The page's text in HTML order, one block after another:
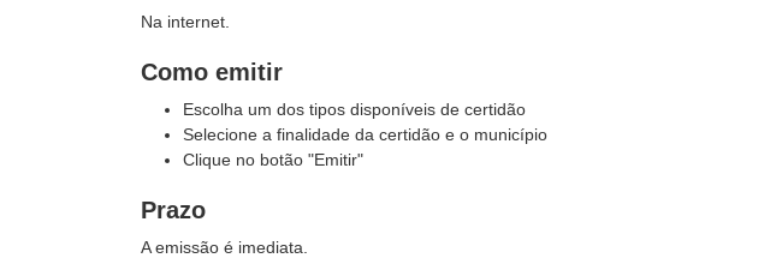
Na internet.
Como emitir
Escolha um dos tipos disponíveis de certidão
Selecione a finalidade da certidão e o município
Clique no botão "Emitir"
Prazo
A emissão é imediata.